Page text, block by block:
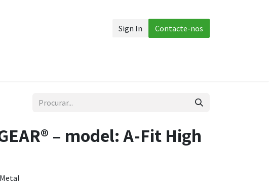
Sign In Contacte-nos
– model: A-Fit High
Metal